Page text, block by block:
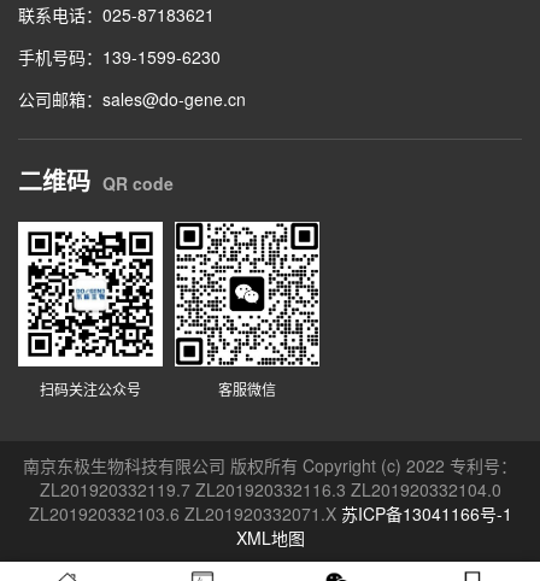
联系电话：025-87183621
手机号码：139-1599-6230
公司邮箱：sales@do-gene.cn
二维码 QR code
扫码关注公众号 客服微信
南京东极生物科技有限公司 版权所有 Copyright (c) 2022 专利号：
ZL201920332119.7 ZL201920332116.3 ZL201920332104.0
ZL201920332103.6 ZL201920332071.X 苏ICP备13041166号-1
XML地图